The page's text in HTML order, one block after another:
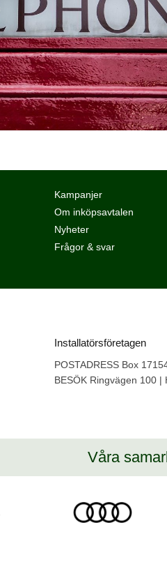
Kampanjer
Om inköpsavtalen
Nyheter
Frågor & svar
Installatörsföretagen
POSTADRESS Box
BESÖK Ringvägen 100 |
Våra